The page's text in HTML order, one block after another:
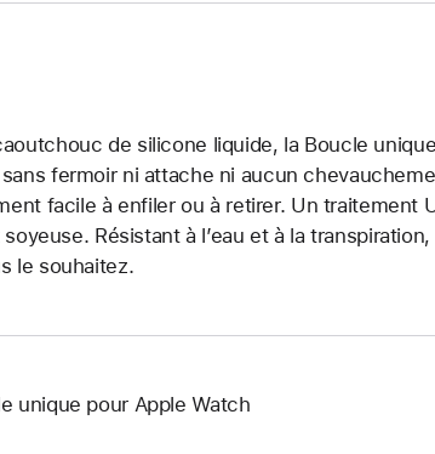
de silicone liquide, la Boucle
fermoir ni attache ni aucun
facile à enfiler ou à retirer. Un traitement
Résistant à l’eau et à la
le souhaitez.
unique pour Apple Watch